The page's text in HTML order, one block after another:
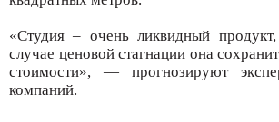
«Студия – очень ликвидный
случае ценовой стагнации она
стоимости», — прогнозируют
компаний.